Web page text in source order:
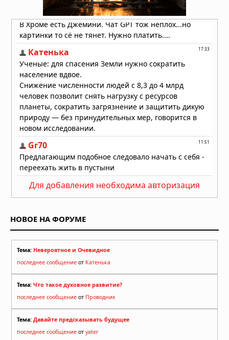
Как солнечный ветер лишил Марс
атмосферы: физический механизм
раскрыт
Для добавления необходима авторизация
НОВОЕ НА ФОРУМЕ
Тема: Невероятное и Очевидное
последнее сообщение от Катенька
Тема: Что такое духовное развитие?
последнее сообщение от Проводник
Тема: Давайте предсказывать будущее
последнее сообщение от yater